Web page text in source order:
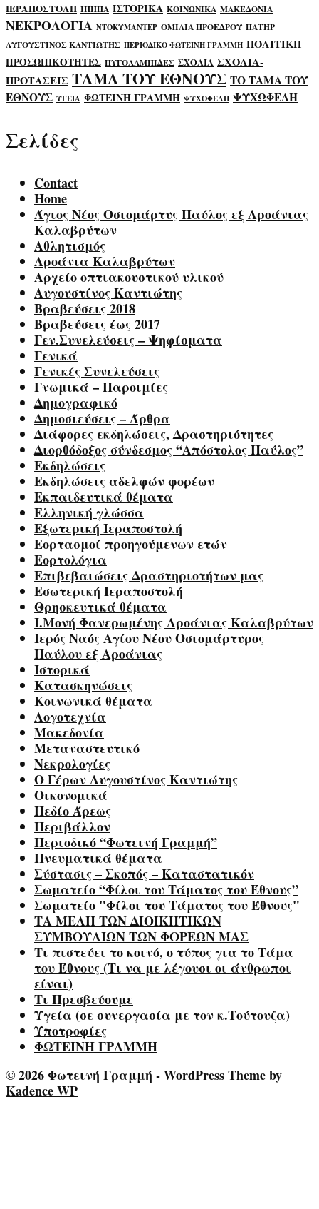
ΙΕΡΑΠΟΣΤΟΛΗ ΙΠΗΠΑ ΙΣΤΟΡΙΚΑ ΚΟΙΝΩΝΙΚΑ ΜΑΚΕΔΟΝΙΑ
ΝΕΚΡΟΛΟΓΙΑ ΝΤΟΚΥΜΑΝΤΕΡ ΟΜΙΛΙΑ ΠΡΟΕΔΡΟΥ ΠΑΤΗΡ
ΑΥΓΟΥΣΤΙΝΟΣ ΚΑΝΤΙΩΤΗΣ ΠΕΡΙΟΔΙΚΟ ΦΩΤΕΙΝΗ ΓΡΑΜΜΗ ΠΟΛΙΤΙΚΗ
ΠΡΟΣΩΠΙΚΟΤΗΤΕΣ ΠΥΓΟΛΑΜΠΙΔΕΣ ΣΧΟΛΙΑ ΣΧΟΛΙΑ-
ΠΡΟΤΑΣΕΙΣ ΤΑΜΑ ΤΟΥ ΕΘΝΟΥΣ ΤΟ ΤΑΜΑ ΤΟΥ
ΕΘΝΟΥΣ ΥΓΕΙΑ ΦΩΤΕΙΝΗ ΓΡΑΜΜΗ ΨΥΧΟΦΕΛΗ ΨΥΧΩΦΕΛΗ
Σελίδες
Contact
Home
Άγιος Νέος Οσιομάρτυς Παύλος εξ Αροάνιας
Καλαβρύτων
Αθλητισμός
Αροάνια Καλαβρύτων
Αρχείο οπτιακουστικού υλικού
Αυγουστίνος Καντιώτης
Βραβεύσεις 2018
Βραβεύσεις έως 2017
Γεν.Συνελεύσεις – Ψηφίσματα
Γενικά
Γενικές Συνελεύσεις
Γνωμικά – Παροιμίες
Δημογραφικό
Δημοσιεύσεις – Άρθρα
Διάφορες εκδηλώσεις, Δραστηριότητες
Διορθόδοξος σύνδεσμος “Απόστολος Παύλος”
Εκδηλώσεις
Εκδηλώσεις αδελφών φορέων
Εκπαιδευτικά θέματα
Ελληνική γλώσσα
Εξωτερική Ιεραποστολή
Εορτασμοί προηγούμενων ετών
Εορτολόγια
Επιβεβαιώσεις Δραστηριοτήτων μας
Εσωτερική Ιεραποστολή
Θρησκευτικά θέματα
Ι.Μονή Φανερωμένης Αροάνιας Καλαβρύτων
Ιερός Ναός Αγίου Νέου Οσιομάρτυρος
Παύλου εξ Αροάνιας
Ιστορικά
Κατασκηνώσεις
Κοινωνικά θέματα
Λογοτεχνία
Μακεδονία
Μεταναστευτικό
Νεκρολογίες
Ο Γέρων Αυγουστίνος Καντιώτης
Οικονομικά
Πεδίο Άρεως
Περιβάλλον
Περιοδικό “Φωτεινή Γραμμή”
Πνευματικά θέματα
Σύστασις – Σκοπός – Καταστατικόν
Σωματείο “Φίλοι του Τάματος του Έθνους”
Σωματείο "Φίλοι του Τάματος του Έθνους"
ΤΑ ΜΕΛΗ ΤΩΝ ΔΙΟΙΚΗΤΙΚΩΝ
ΣΥΜΒΟΥΛΙΩΝ ΤΩΝ ΦΟΡΕΩΝ ΜΑΣ
Τι πιστεύει το κοινό, ο τύπος για το Τάμα
του Έθνους (Τι να με λέγουσι οι άνθρωποι
είναι)
Τι Πρεσβεύουμε
Υγεία (σε συνεργασία με τον κ.Τούτουζα)
Υποτροφίες
ΦΩΤΕΙΝΗ ΓΡΑΜΜΗ
© 2026 Φωτεινή Γραμμή - WordPress Theme by
Kadence WP